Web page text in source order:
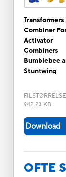
Transformers
Combiner
Activator
Combiners
Bumblebee
Stuntwing
FILSTØRRELSE
942.23 KB
Download
OFTE